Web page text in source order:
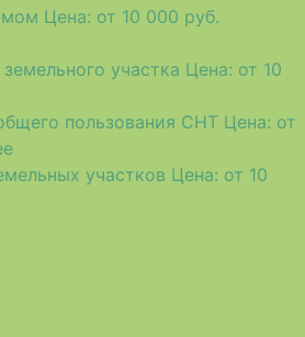
Цена: от 10 000 руб.
участка Цена: от 10
пользования СНТ Цена: от
участков Цена: от 10